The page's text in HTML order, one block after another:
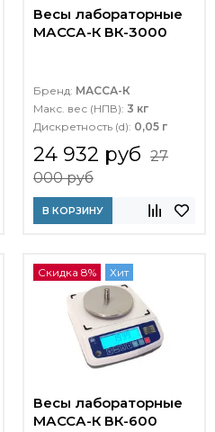
Весы лабораторные
МАССА-К ВК-3000
Бренд: МАССА-К
Макс. вес (НПВ): 3 кг
Дискретность (d): 0,05 г
24 932 руб 27
000 руб
В КОРЗИНУ
Скидка 8% Хит
Весы лабораторные
МАССА-К ВК-600